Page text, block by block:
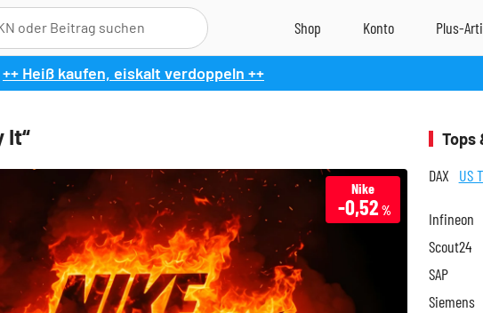
++ Heiß kaufen, eiskalt verdoppeln ++
It“
Nike
-0,52%
Tops
DAX US
Infineon
Scout24
SAP
Siemens